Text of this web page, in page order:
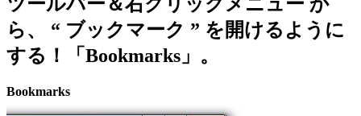
ら、 “ ブックマーク ” を開けるように
する！「Bookmarks」。
Bookmarks